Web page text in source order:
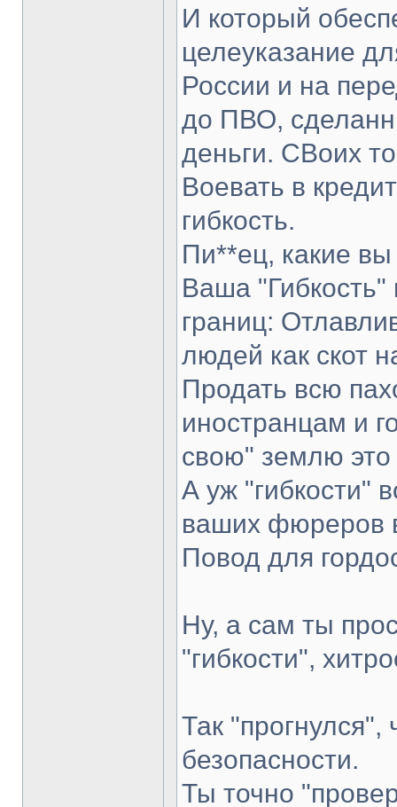
И который
целеуказание
России и на
до ПВО,
деньги. СВоих
Воевать в
гибкость.
Пи**ец, какие вы
Ваша "Гибкость"
границ:
людей как скот
Продать всю
иностранцам и
свою" землю
А уж "гибкости"
ваших фюреров
Повод для
Ну, а сам ты
"гибкости",
Так
безопасности.
Ты точно